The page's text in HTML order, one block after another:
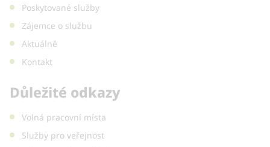
Poskytované služby
Zájemce o službu
Aktuálně
Kontakt
Důležité odkazy
Volná pracovní místa
Služby pro veřejnost